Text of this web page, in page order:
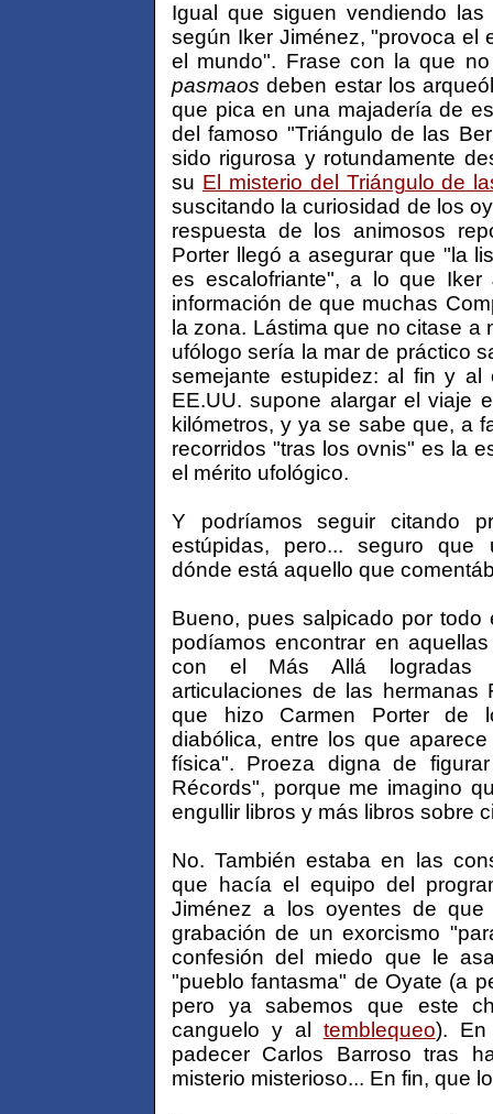
Igual que siguen vendiendo
según Iker Jiménez, "provoca el
el mundo". Frase con la que
pasmaos deben estar los
que pica en una majadería de
del famoso "Triángulo de las
sido rigurosa y rotundamente
su El misterio del Triángulo de
suscitando la curiosidad de los
respuesta de los animosos
Porter llegó a asegurar que "la
es escalofriante", a lo que Iker
información de que muchas
la zona. Lástima que no citase
ufólogo sería la mar de práctico
semejante estupidez: al fin y
EE.UU. supone alargar el viaje
kilómetros, y ya se sabe que, a
recorridos "tras los ovnis" es la
el mérito ufológico.
Y podríamos seguir citando
estúpidas, pero... seguro que
dónde está aquello que
Bueno, pues salpicado por
podíamos encontrar en
con el Más Allá logradas
articulaciones de las
que hizo Carmen Porter de
diabólica, entre los que
física". Proeza digna de
Récords", porque me imagino
engullir libros y más libros sobre
No. También estaba en las
que hacía el equipo del
Jiménez a los oyentes de
grabación de un exorcismo
confesión del miedo que le
"pueblo fantasma" de Oyate (a
pero ya sabemos que este
canguelo y al temblequeo). En
padecer Carlos Barroso tras
misterio misterioso... En fin, que